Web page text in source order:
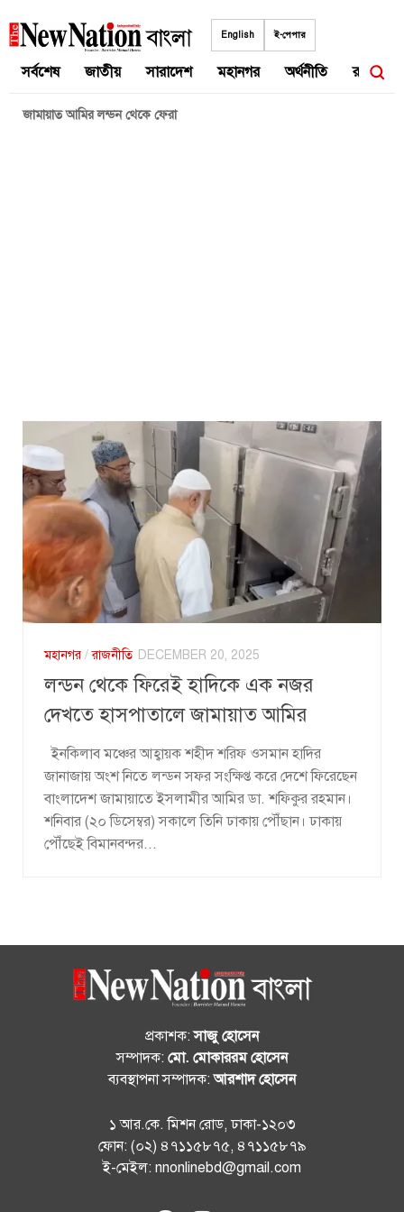
to
English ই-পেপার
সর্বশেষ জাতীয় সারাদেশ মহানগর অর্থনীতি রাজনীতি
জামায়াত আমির লন্ডন থেকে ফেরা
মহানগর /রাজনীতি DECEMBER 20, 2025
লন্ডন থেকে ফিরেই হাদিকে এক নজর
দেখতে হাসপাতালে জামায়াত আমির
ইনকিলাব মঞ্চের আহ্বায়ক শহীদ শরিফ ওসমান হাদির
জানাজায় অংশ নিতে লন্ডন সফর সংক্ষিপ্ত করে দেশে ফিরেছেন
বাংলাদেশ জামায়াতে ইসলামীর আমির ডা. শফিকুর রহমান।
শনিবার (২০ ডিসেম্বর) সকালে তিনি ঢাকায় পৌঁছান। ঢাকায়
পৌঁছেই বিমানবন্দর...
প্রকাশক:সাজু হোসেন
সম্পাদক: মো. মোকাররম হোসেন
ব্যবস্থাপনা সম্পাদক:আরশাদ হোসেন
১ আর.কে. মিশন রোড, ঢাকা-১২০৩
ফোন: (০২) ৪৭১১৫৮৭৫, ৪৭১১৫৮৭৯
ই-মেইল: nnonlinebd@gmail.com